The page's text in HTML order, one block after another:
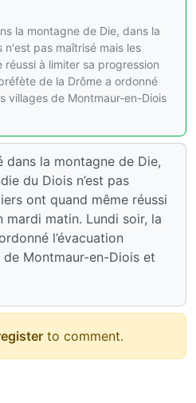
la montagne de Die, dans la
n'est pas maîtrisé mais les
à limiter sa progression
de la Drôme a ordonné
villages de Montmaur-en-Diois
la montagne de Die,
du Diois n’est pas
ont quand même réussi
matin. Lundi soir, la
l’évacuation
Montmaur-en-Diois et
to comment.